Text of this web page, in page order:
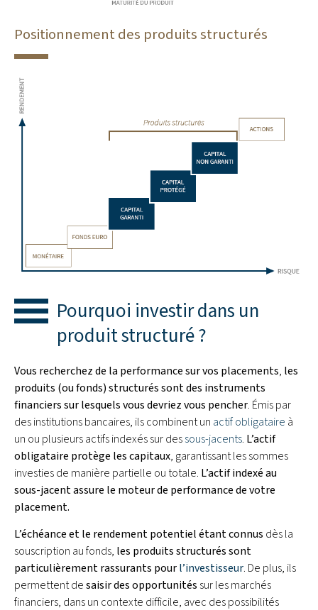
Positionnement des produits structurés
Pourquoi investir dans un
produit structuré ?
Vous recherchez de la performance sur vos placements, les
produits (ou fonds) structurés sont des instruments
financiers sur lesquels vous devriez vous pencher. Émis par
des institutions bancaires, ils combinent un actif obligataire à
un ou plusieurs actifs indexés sur dessous-jacents. L’actif
obligataire protège les capitaux, garantissant les sommes
investies de manière partielle ou totale. L’actif indexé au
sous-jacent assure le moteur de performance de votre
placement.
L’échéance et le rendement potentiel étant connus dès la
souscription au fonds, les produits structurés sont
particulièrement rassurants pourl’investisseur. De plus, ils
permettent desaisir des opportunités sur les marchés
financiers, dans un contexte difficile, avec des possibilités